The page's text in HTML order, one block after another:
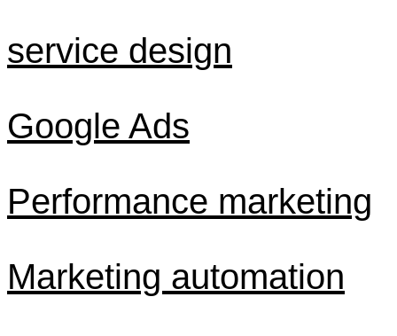
service design
Google Ads
Performance marketing
Marketing automation